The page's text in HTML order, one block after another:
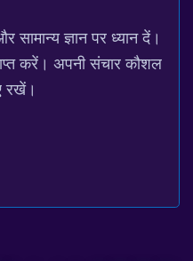
ज्ञान पर ध्यान दें।
करें। अपनी संचार कौशल
रखें।